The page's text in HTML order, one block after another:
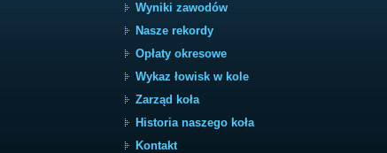
Wyniki zawodów
Nasze rekordy
Opłaty okresowe
Wykaz łowisk w kole
Zarząd koła
Historia naszego koła
Kontakt